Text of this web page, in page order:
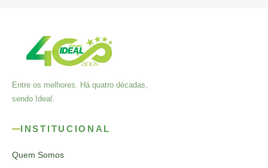
Entre os melhores. Há quatro décadas,
sendo Ideal.
INSTITUCIONAL
Quem Somos